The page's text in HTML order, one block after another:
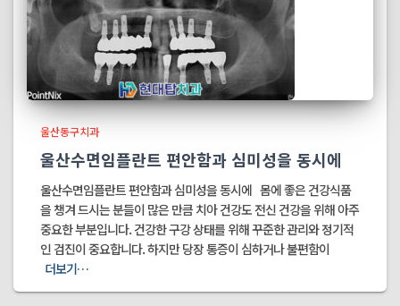
울산동구치과
울산수면임플란트 편안함과 심미성을 동시에
울산수면임플란트 편안함과 심미성을 동시에 몸에 좋은 건강식품
을 챙겨 드시는 분들이 많은 만큼 치아 건강도 전신 건강을 위해 아주
중요한 부분입니다. 건강한 구강 상태를 위해 꾸준한 관리와 정기적
인 검진이 중요합니다. 하지만 당장 통증이 심하거나 불편함이
더보기…